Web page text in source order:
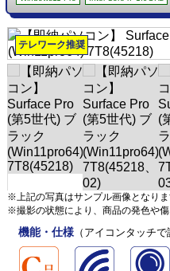
テレワーク推奨
※上記の写真はサンプル画像となり
※撮影の状態により、商品の発色や
機能・仕様（アイコンタッチで